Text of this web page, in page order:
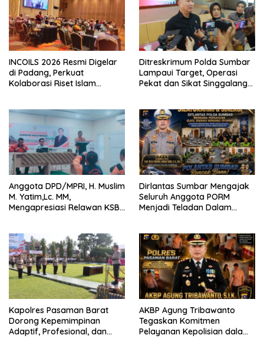
INCOILS 2026 Resmi Digelar
di Padang, Perkuat
Kolaborasi Riset Islam
Ditreskrimum Polda Sumbar
Lampaui Target, Operasi
Pekat dan Sikat Singgalang
Anggota DPD/MPRI, H. Muslim
M. Yatim,Lc. MM,
Mengapresiasi Relawan KSB
Bencana
Dirlantas Sumbar Mengajak
Seluruh Anggota PORM
Menjadi Teladan Dalam
Perlengkapan Keselamatan
Berkendara
Kapolres Pasaman Barat
Dorong Kepemimpinan
Adaptif, Profesional, dan
AKBP Agung Tribawanto
Tegaskan Komitmen
Pelayanan Kepolisian dalam